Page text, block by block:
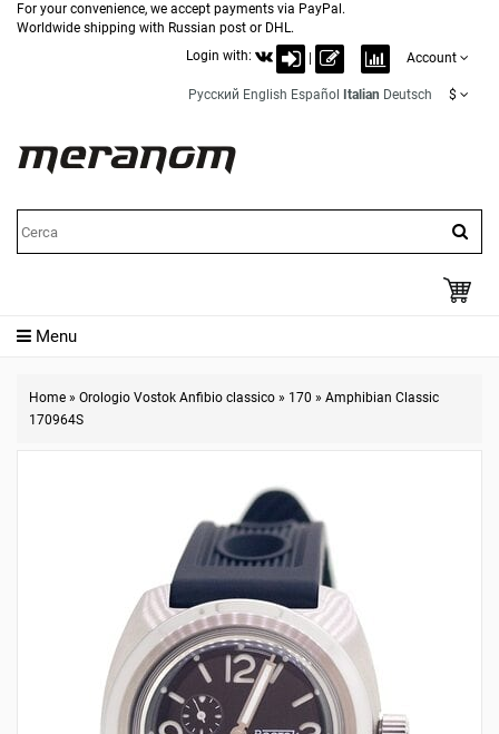
For your convenience, we accept payments via PayPal.
Worldwide shipping with Russian post or DHL.
Login with:
Account
Русский English Español Italian Deutsch $
Menu
Home » Orologio Vostok Anfibio classico » 170 » Amphibian Classic
170964S